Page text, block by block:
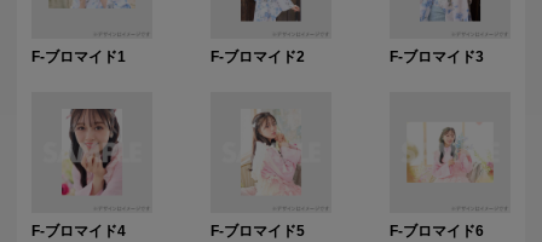
F-ブロマイド1 F-ブロマイド2 F-ブロマイド3
F-ブロマイド4 F-ブロマイド5 F-ブロマイド6